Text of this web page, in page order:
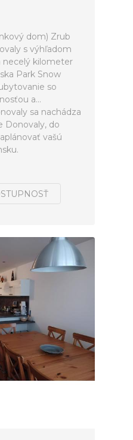
dom) Zrub
s výhľadom
necelý kilometer
Park Snow
so
a...
sa nachádza
Donovaly, do
vašú